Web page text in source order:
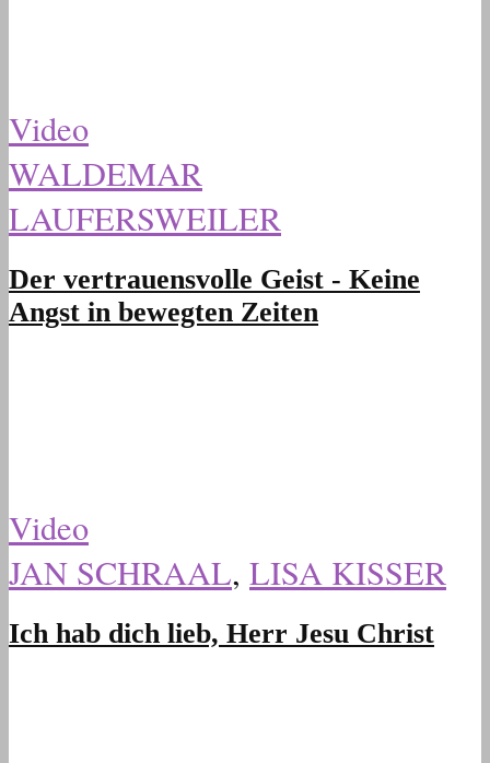
Video
WALDEMAR
LAUFERSWEILER
Der vertrauensvolle Geist - Keine
Angst in bewegten Zeiten
Video
JAN SCHRAAL, LISA KISSER
Ich hab dich lieb, Herr Jesu Christ